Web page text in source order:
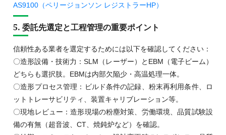
AS9100（ペリージョンソン レジストラーHP）
5. 委託先選定と工程管理の重要ポイント
信頼性ある業者を選定するためには以下を確認してください：
〇造形設備・技術力：SLM（レーザー）とEBM（電子ビーム）
どちらも選択肢。EBMは内部欠陥少・高温処理一体。
〇造形プロセス管理：ビルド条件の記録、粉末再利用条件、ロ
ットトレーサビリティ、装置キャリブレーション等。
〇現地レビュー：造形現場の粉塵対策、労働環境、品質試験設
備の有無（超音波、CT、焼鈍炉など）を確認。